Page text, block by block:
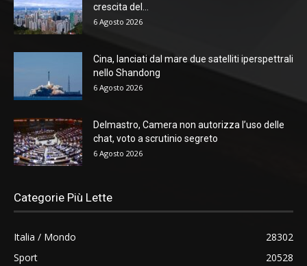
crescita del...
6 Agosto 2026
Cina, lanciati dal mare due satelliti iperspettrali
nello Shandong
6 Agosto 2026
Delmastro, Camera non autorizza l’uso delle
chat, voto a scrutinio segreto
6 Agosto 2026
Categorie Più Lette
Italia / Mondo
28302
Sport
20528